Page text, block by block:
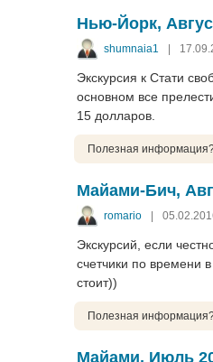
Нью-Йорк,
shumnaia1
Экскурсия к Стати
основном все
15 долларов.
Полезная
Майами-Бич,
romario
Экскурсий, если
счетчики по времени
стоит))
Полезная
Майами, Июль